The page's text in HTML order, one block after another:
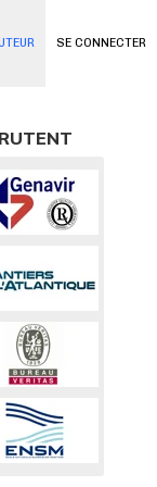
SE CONNECTER